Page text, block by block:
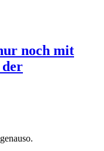
noch mit
der